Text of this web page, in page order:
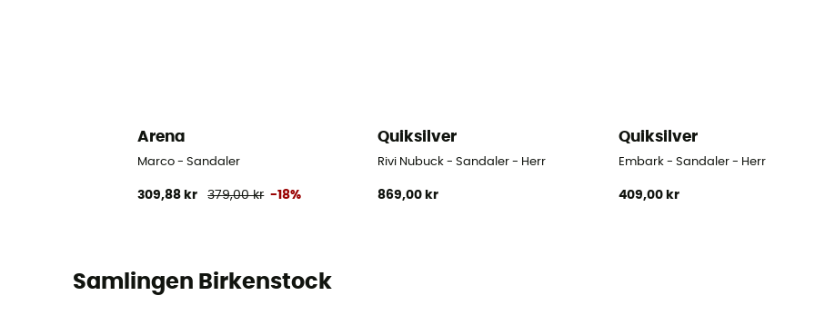
Arena
Marco - Sandaler
309,88 kr 379,00 kr -18%
Quiksilver
Rivi Nubuck - Sandaler - Herr
869,00 kr
Quiksilver
Embark - Sandaler - Herr
409,00 kr
Samlingen Birkenstock